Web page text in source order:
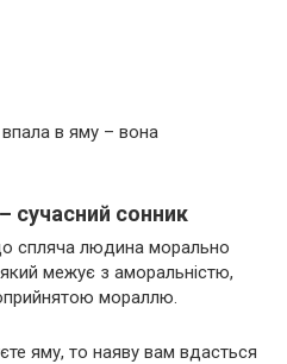
в яму – вона
сучасний сонник
спляча людина морально
межує з аморальністю,
мораллю.
яму, то наяву вам вдасться